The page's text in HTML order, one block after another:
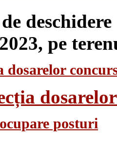
pe
dosarelor
posturi